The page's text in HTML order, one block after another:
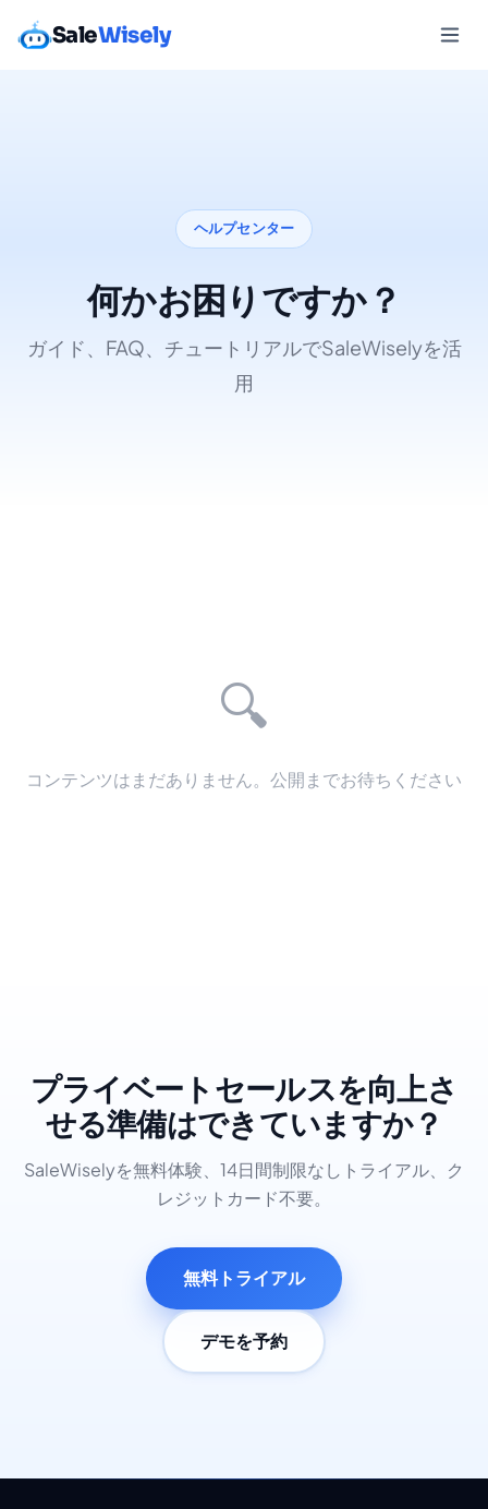
SaleWisely
ヘルプセンター
何かお困りですか？
ガイド、FAQ、チュートリアルでSaleWiselyを活
用
🔍
コンテンツはまだありません。公開までお待ちください
プライベートセールスを向上さ
せる準備はできていますか？
SaleWiselyを無料体験、14日間制限なしトライアル、ク
レジットカード不要。
無料トライアル
デモを予約